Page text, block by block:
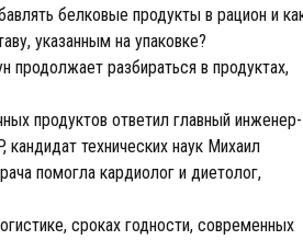
белковые продукты в рацион и
указанным на упаковке?
продолжает разбираться в продуктах,
продуктов ответил главный инженер-
кандидат технических наук Михаил
помогла кардиолог и диетолог,
сроках годности, современных